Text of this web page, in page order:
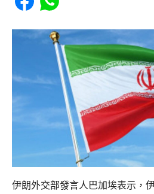
伊朗外交部發言人巴加埃表示，